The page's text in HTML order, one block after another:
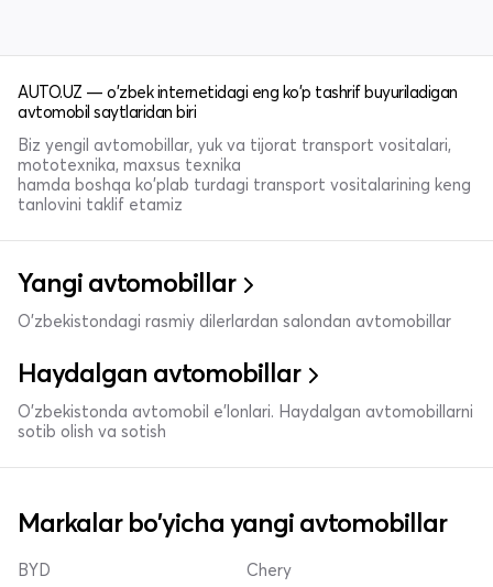
AUTO.UZ — o'zbek internetidagi eng ko'p tashrif buyuriladigan
avtomobil saytlaridan biri
Biz yengil avtomobillar, yuk va tijorat transport vositalari,
mototexnika, maxsus texnika
hamda boshqa ko'plab turdagi transport vositalarining keng
tanlovini taklif etamiz
Yangi avtomobillar
O'zbekistondagi rasmiy dilerlardan salondan avtomobillar
Haydalgan avtomobillar
O'zbekistonda avtomobil e’lonlari. Haydalgan avtomobillarni
sotib olish va sotish
Markalar bo'yicha yangi avtomobillar
BYD Chery